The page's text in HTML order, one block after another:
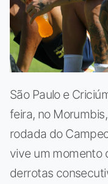
São Paulo e
feira, no
rodada do
vive um momento
derrotas